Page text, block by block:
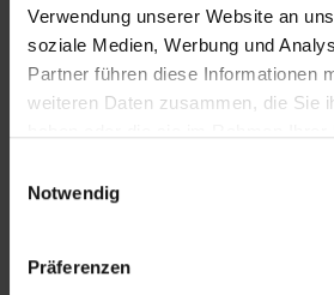
Verwendung unserer Website an
soziale Medien, Werbung und
Partner führen diese Informationen
weiteren Daten zusammen, die Sie
Notwendig
Präferenzen
KONTAKT
Zickler Immobilien e.K
Annenweg 2